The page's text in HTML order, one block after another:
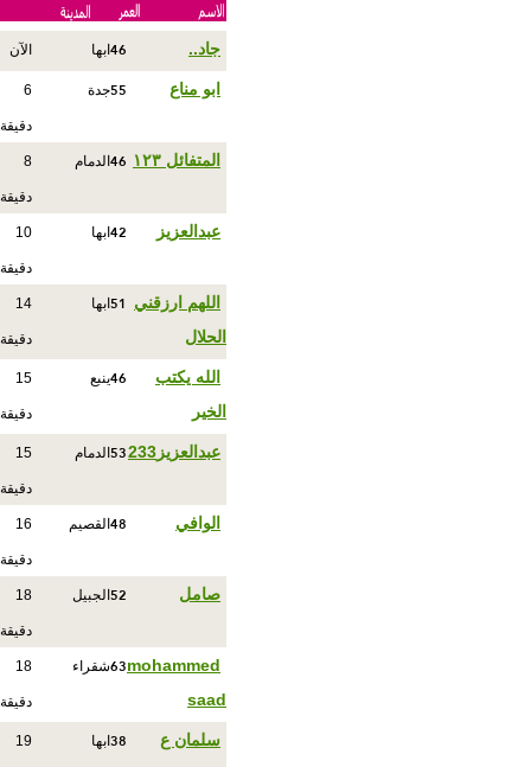
جاد.. 46 ابها الآن
ابو مناع 55جدة 6
دقيقة
المتفائل ١٢٣ 46 الدمام 8
دقيقة
عبدالعزيز 42 ابها 10
دقيقة
اللهم ارزقني
الحلال
51 ابها 14
دقيقة
الله يكتب
الخير
46ينبع 15
دقيقة
عبدالعزيز233 53 الدمام 15
دقيقة
الوافي 48 القصيم 16
دقيقة
صامل 52 الجبيل 18
دقيقة
mohammed
saad
63شقراء 18
دقيقة
سلمان ع 38 ابها 19